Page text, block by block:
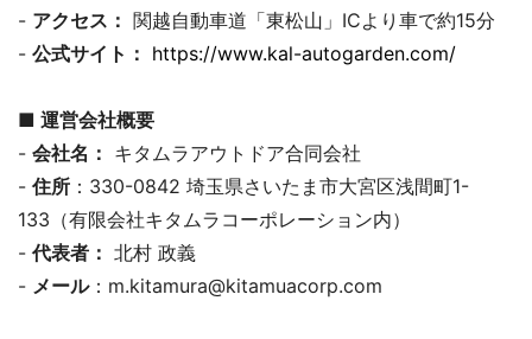
- アクセス： 関越自動車道「東松山」ICより車で約15分
- 公式サイト： https://www.kal-autogarden.com/
■ 運営会社概要
- 会社名： キタムラアウトドア合同会社
- 住所 ：330-0842 埼玉県さいたま市大宮区浅間町1-
133（有限会社キタムラコーポレーション内）
- 代表者： 北村 政義
- メール：m.kitamura@kitamuacorp.com